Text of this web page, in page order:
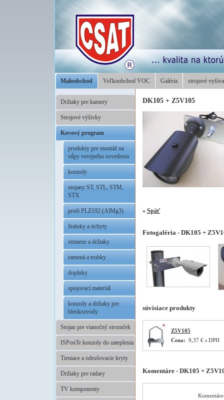
Maloobchod Veľkoobchod VOC Galéria strojové
Držiaky pre kamery
Strojové výšivky
Kovový program
produkty pre montáž na
stĺpy verejného osvetlenia
konzoly
stojany ST, STL, STM,
STX
profi PLZ192 (AlMg3)
žraloky a úchyty
strmene a držiaky
ramená a trubky
doplnky
spojovací materiál
konzoly a držiaky pre
bleskozvody
Stojan pre vianočný stromček
ISPonTe konzoly do zateplenia
Tieniace a odrušovacie kryty
Držiaky pre radary
TV komponenty
DK105 + Z5V105
« Späť
Fotogaléria - DK105 +
súvisiace produkty
Z5V105
Cena: 9,37 € s DPH
Komentáre - DK105 +